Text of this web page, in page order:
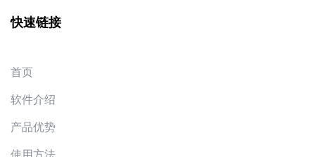
快速链接
首页
软件介绍
产品优势